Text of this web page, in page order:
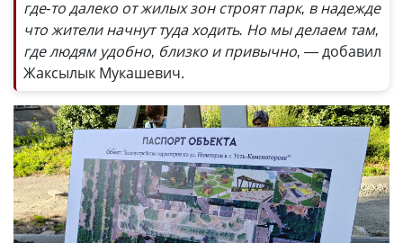
где-то далеко от жилых зон строят парк, в надежде
что жители начнут туда ходить. Но мы делаем там,
где людям удобно, близко и привычно, —добавил
Жаксылык Мукашевич.